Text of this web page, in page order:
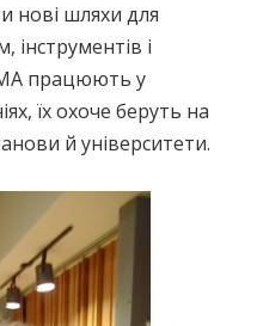
нові шляхи для
інструментів і
працюють у
їх охоче беруть на
й університети.